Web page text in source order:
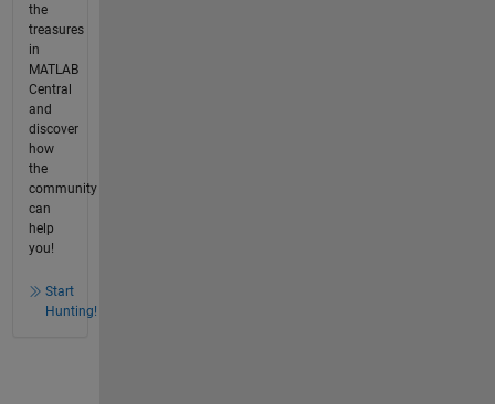
the
treasures
in
MATLAB
Central
and
discover
how
the
community
can
help
you!
Start
Hunting!